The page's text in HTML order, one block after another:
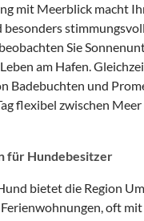
mit Meerblick macht
Sie
am Hafen.
Badebuchten und
flexibel zwischen
für Hundebesitzer
bietet die Region
oft